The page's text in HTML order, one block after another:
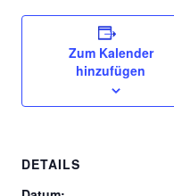
Zum Kalender
hinzufügen
DETAILS